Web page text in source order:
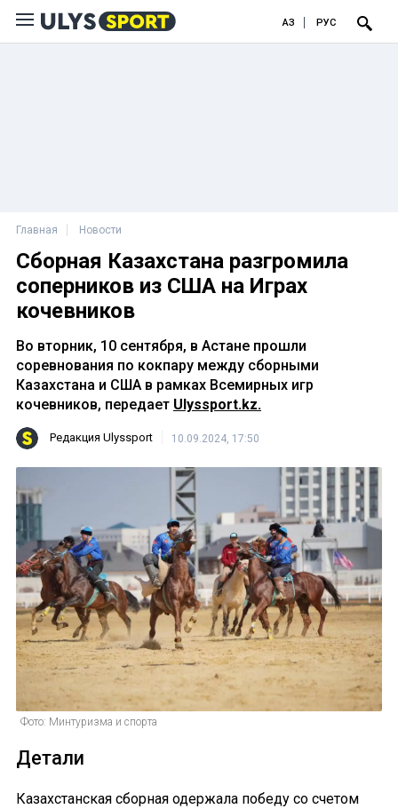
ҚАЗ РУС
Главная Новости
Сборная Казахстана разгромила
соперников из США на Играх
кочевников
Во вторник, 10 сентября, в Астане прошли
соревнования по кокпару между сборными
Казахстана и США в рамках Всемирных игр
кочевников, передает Ulyssport.kz.
Редакция Ulyssport 10.09.2024, 17:50
Фото: Минтуризма и спорта
Детали
Казахстанская сборная одержала победу со счетом